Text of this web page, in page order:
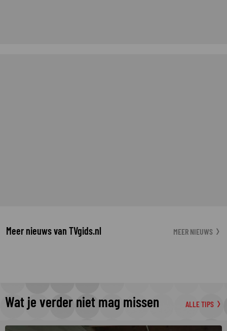
Meer nieuws van TVgids.nl MEER NIEUWS
Wat je verder niet mag missen ALLE TIPS